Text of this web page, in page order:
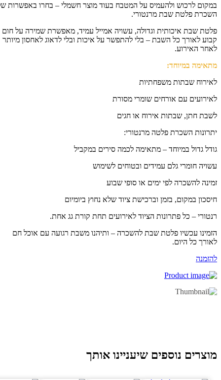
לרכוש ולהעמיס על המטבח בעוד מוצר חשמלי – בחרו באפשרות של
פלטת שבת מרנטורי.
שבת איכותית וגדולה, עשויה אמייל עמיד, מאפשרת שמירה על חום
לאורך כל השבת – בלי להתפשר על איכות ובלי לדאוג לאחסון מיותר
האירוע.
במיוחד:
שבתות משפחתיות
עם אורחים שומרי מסורת
חתן, שבתות אירוח או חגים
השכרת פלטה מרנטורי:
גדול במיוחד – מתאימה לכמה סירים במקביל
חומרי גלם עמידים ובטוחים לשימוש
להשכרה לפי ימים או סופי שבוע
במקום, בזמן וברכישת ציוד שלא נחוץ ביומיום
– כל פתרונות הציוד לאירועים תחת קורת גג אחת.
עכשיו פלטת שבת להשכרה – ותיהנו משבת רגועה עם אוכל חם
כל היום.
נוספים שיעניינו אותך